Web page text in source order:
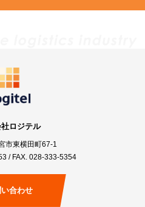
ロジテル
市東横田町67-1
/ FAX. 028-333-5354
い合わせ